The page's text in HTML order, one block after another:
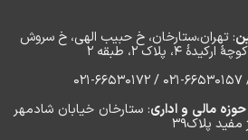
: تهران،ستارخان، خ حبیب الهی، خ سروش
پلاک ۲، طبقه ۲
مالی و اداری: ستارخان خیابان شادمهر
پلاک۳۹